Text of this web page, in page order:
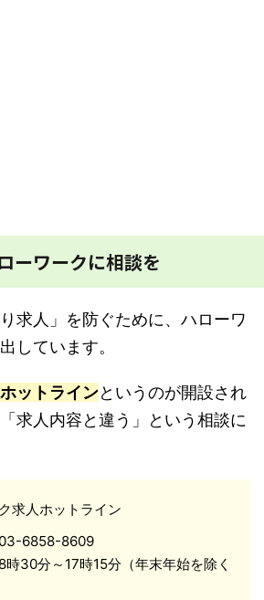
ーワークに相談を
求人」を防ぐために、ハローワ
しています。
ットラインというのが開設され
求人内容と違う」という相談に
求人ホットライン
6858-8609
時30分～17時15分（年末年始を除く